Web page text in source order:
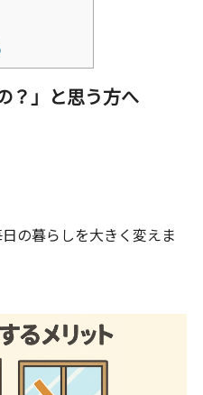
？」と思う方へ
の暮らしを大きく変えま